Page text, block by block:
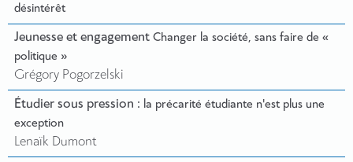
désintérêt
Jeunesse et engagement Changer la société, sans faire de «
politique »
Grégory Pogorzelski
Étudier sous pression : la précarité étudiante n'est plus une
exception
Lenaïk Dumont